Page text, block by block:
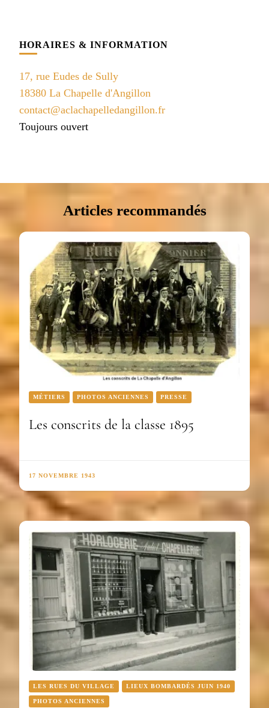
HORAIRES & INFORMATION
17, rue Eudes de Sully
18380 La Chapelle d'Angillon
contact@aclachapelledangillon.fr
Toujours ouvert
Articles recommandés
MÉTIERS PHOTOS ANCIENNES PRESSE
Les conscrits de la classe 1895
17 NOVEMBRE 1943
LES RUES DU VILLAGE LIEUX BOMBARDÉS JUIN 1940
PHOTOS ANCIENNES